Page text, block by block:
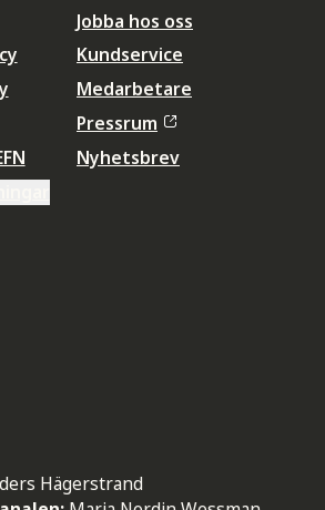
Jobba hos oss
Kundservice
Medarbetare
Pressrum
Nyhetsbrev
Hägerstrand